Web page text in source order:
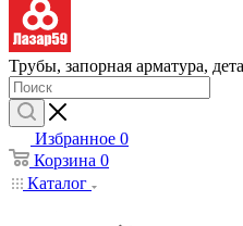
Трубы, запорная арматура,
Избранное 0
Корзина 0
Каталог